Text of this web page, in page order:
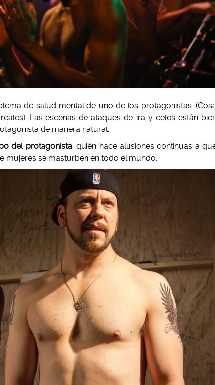
de salud mental de uno de los protagonistas.
Las escenas de ataques de ira y celos están
de manera natural.
del protagonista, quién hace alusiones continuas a
mujeres se masturben en todo el mundo.